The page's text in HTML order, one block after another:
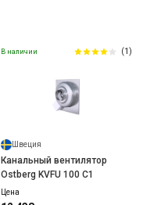
В наличии (1)
Швеция
Канальный вентилятор
Ostberg KVFU 100 C1
Цена